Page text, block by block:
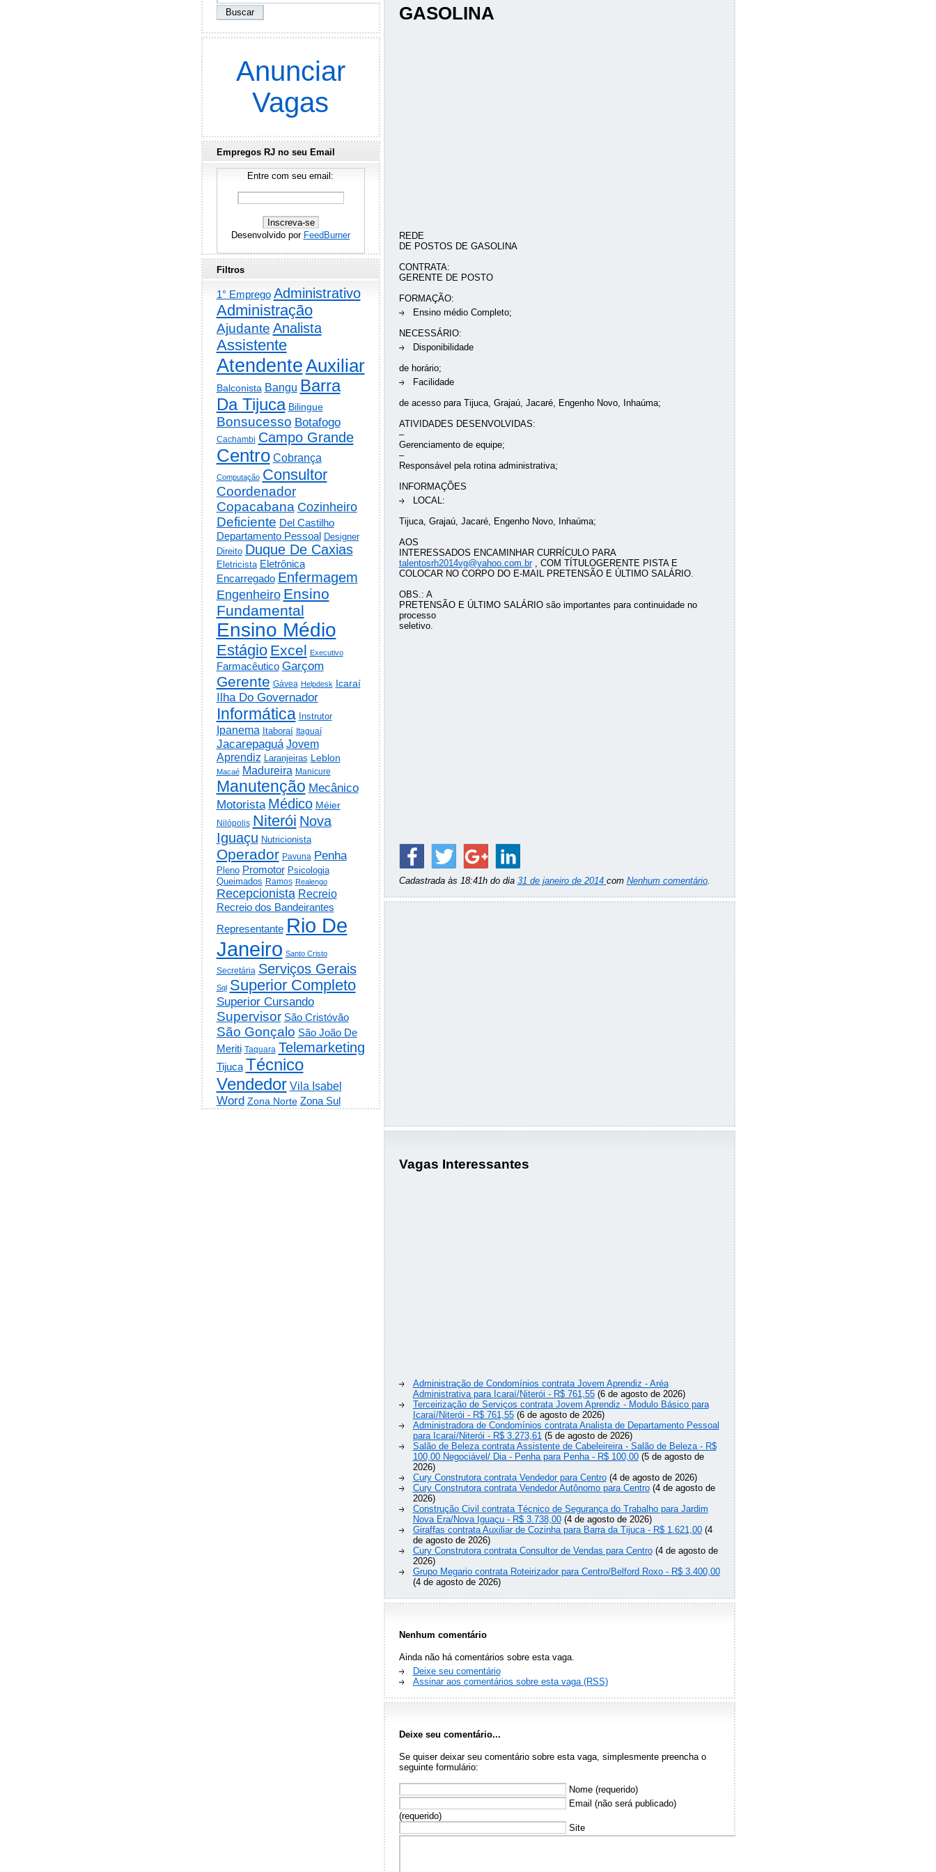
GASOLINA
REDE
DE POSTOS DE GASOLINA
CONTRATA:
GERENTE DE POSTO
FORMAÇÃO:
Ensino médio Completo;
NECESSÁRIO:
Disponibilidade
de horário;
Facilidade
de acesso para Tijuca, Grajaú, Jacaré, Engenho Novo, Inhaúma;
ATIVIDADES DESENVOLVIDAS:
–
Gerenciamento de equipe;
–
Responsável pela rotina administrativa;
INFORMAÇÕES
LOCAL:
Tijuca, Grajaú, Jacaré, Engenho Novo, Inhaúma;
AOS
INTERESSADOS ENCAMINHAR CURRÍCULO PARA
talentosrh2014vg@yahoo.com.br, COM TÍTULOGERENTE PISTA E
COLOCAR NO CORPO DO E-MAIL PRETENSÃO E ÚLTIMO SALÁRIO.
OBS.: A
PRETENSÃO E ÚLTIMO SALÁRIO são importantes para continuidade no
processo
seletivo.
Cadastrada às 18:41h do dia 31 de janeiro de 2014 com Nenhum comentário.
Vagas Interessantes
Administração de Condomínios contrata Jovem Aprendiz - Aréa
Administrativa para Icaraí/Niterói - R$ 761,55(6 de agosto de 2026)
Terceirização de Serviços contrata Jovem Aprendiz - Modulo Básico para
Icaraí/Niterói - R$ 761,55(6 de agosto de 2026)
Administradora de Condomínios contrata Analista de Departamento Pessoal
para Icaraí/Niterói - R$ 3.273,61(5 de agosto de 2026)
Salão de Beleza contrata Assistente de Cabeleireira - Salão de Beleza - R$
100,00 Negociável/ Dia - Penha para Penha - R$ 100,00(5 de agosto de
2026)
Cury Construtora contrata Vendedor para Centro(4 de agosto de 2026)
Cury Construtora contrata Vendedor Autônomo para Centro(4 de agosto de
2026)
Construção Civil contrata Técnico de Segurança do Trabalho para Jardim
Nova Era/Nova Iguaçu - R$ 3.738,00(4 de agosto de 2026)
Giraffas contrata Auxiliar de Cozinha para Barra da Tijuca - R$ 1.621,00(4
de agosto de 2026)
Cury Construtora contrata Consultor de Vendas para Centro(4 de agosto de
2026)
Grupo Megario contrata Roteirizador para Centro/Belford Roxo - R$ 3.400,00
(4 de agosto de 2026)
Nenhum comentário
Ainda não há comentários sobre esta vaga.
Deixe seu comentário
Assinar aos comentários sobre esta vaga (RSS)
Deixe seu comentário...
Se quiser deixar seu comentário sobre esta vaga, simplesmente preencha o
seguinte formulário:
Nome (requerido)
Email (não será publicado)
(requerido)
Site
Anunciar
Vagas
Empregos RJ no seu Email
Entre com seu email:
Desenvolvido por FeedBurner
Filtros
1° Emprego Administrativo
Administração
Ajudante Analista
Assistente
AtendenteAuxiliar
Balconista Bangu Barra
Da Tijuca Bilingue
Bonsucesso Botafogo
Cachambi Campo Grande
Centro Cobrança
Computação Consultor
Coordenador
Copacabana Cozinheiro
Deficiente Del Castilho
Departamento Pessoal Designer
Direito Duque De Caxias
Eletricista Eletrônica
Encarregado Enfermagem
Engenheiro Ensino
Fundamental
Ensino Médio
Estágio Excel Executivo
Farmacêutico Garçom
Gerente Gávea Helpdesk Icaraí
Ilha Do Governador
Informática Instrutor
Ipanema Itaboraí Itaguaí
Jacarepaguá Jovem
Aprendiz
Laranjeiras Leblon
Macaé Madureira Manicure
Manutenção Mecânico
Motorista Médico Méier
Nilópolis Niterói Nova
Iguaçu Nutricionista
Operador Pavuna Penha
Pleno Promotor Psicologia
Queimados Ramos Realengo
Recepcionista Recreio
Recreio dos Bandeirantes
Representante Rio De
Janeiro Santo Cristo
Secretária Serviços Gerais
Sql Superior Completo
Superior Cursando
Supervisor São Cristóvão
São Gonçalo São João De
Meriti Taquara Telemarketing
Tijuca Técnico
Vendedor Vila Isabel
Word Zona Norte Zona Sul